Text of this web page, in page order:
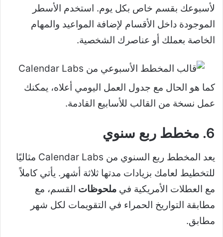
لأسبوعك بقسم خاص بكل يوم. استخدم الأسطر
الموجودة داخل الأقسام لإضافة المواعيد والمهام
الخاصة بعملك أو عناصرك الشخصية.
كما هو الحال مع جدول العمل اليومي أعلاه، يمكنك
عمل نسخة من القالب للأسابيع القادمة.
6. مخطط ربع سنوي
يعد المخطط ربع السنوي من Calendar Labs مثاليًا
للتخطيط لعامك بزيادات مدتها ثلاثة أشهر. يأتي كاملاً
مع العطلات الأمريكية في ملحوظات القسم، مع
مطابقة التواريخ الحمراء في التقويمات لكل شهر
مطابق.